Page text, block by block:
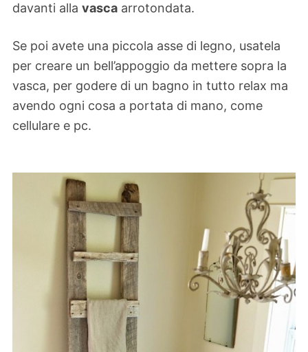
davanti alla vasca arrotondata.
Se poi avete una piccola asse di legno, usatela
per creare un bell’appoggio da mettere sopra la
vasca, per godere di un bagno in tutto relax ma
avendo ogni cosa a portata di mano, come
cellulare e pc.